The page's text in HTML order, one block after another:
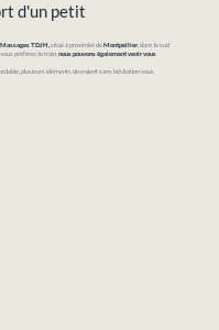
d'un petit
TDJH, situé à proximité deMontpellier, dans le sud
vous préférez le train,nous pouvons également venir vous
plusieurs éléments devraient sans hésitation vous